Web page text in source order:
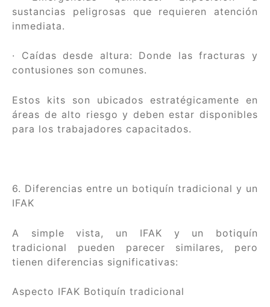
sustancias peligrosas que requieren atención
inmediata.
· Caídas desde altura: Donde las fracturas y
contusiones son comunes.
Estos kits son ubicados estratégicamente en
áreas de alto riesgo y deben estar disponibles
para los trabajadores capacitados.
6. Diferencias entre un botiquín tradicional y un
IFAK
A simple vista, un IFAK y un botiquín
tradicional pueden parecer similares, pero
tienen diferencias significativas:
Aspecto IFAK Botiquín tradicional